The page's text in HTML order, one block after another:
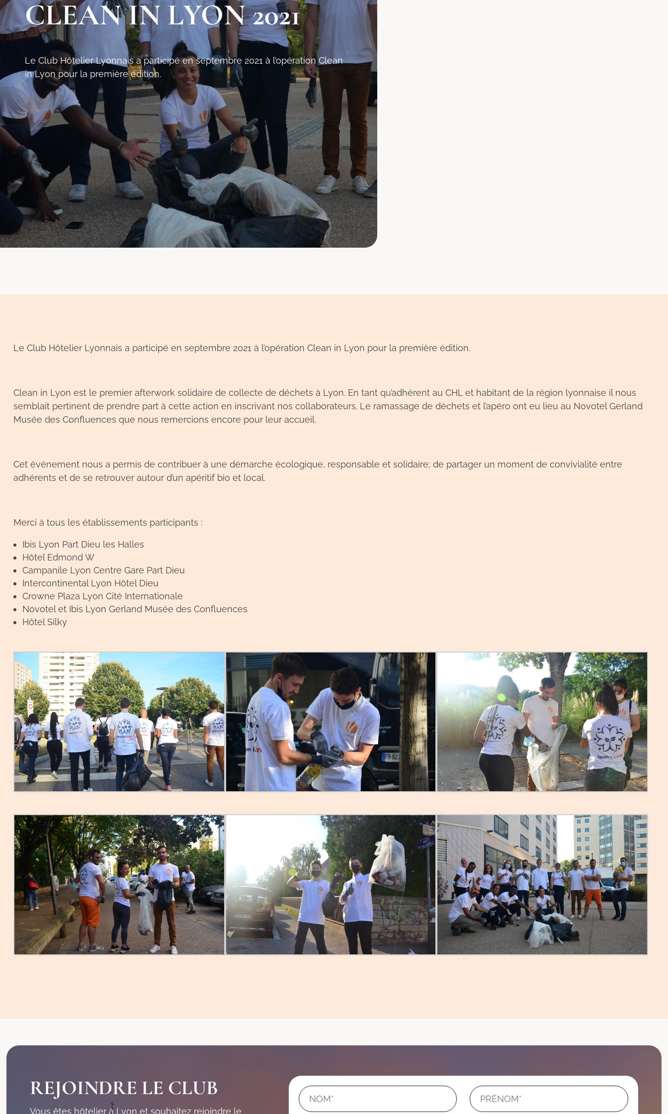
CLEAN IN LYON 2021
Le Club Hôtelier Lyonnais a participé en septembre 2021 à l’opération Clean
in Lyon pour la première édition.
Le Club Hôtelier Lyonnais a participé en septembre 2021 à l’opération Clean in Lyon pour la première édition.
Clean in Lyon est le premier afterwork solidaire de collecte de déchets à Lyon. En tant qu’adhérent au CHL et habitant de la région lyonnaise il nous
semblait pertinent de prendre part à cette action en inscrivant nos collaborateurs. Le ramassage de déchets et l’apéro ont eu lieu au Novotel Gerland
Musée des Confluences que nous remercions encore pour leur accueil.
Cet événement nous a permis de contribuer à une démarche écologique, responsable et solidaire; de partager un moment de convivialité entre
adhérents et de se retrouver autour d’un apéritif bio et local.
Merci à tous les établissements participants :
Ibis Lyon Part Dieu les Halles
Hôtel Edmond W
Campanile Lyon Centre Gare Part Dieu
Intercontinental Lyon Hôtel Dieu
Crowne Plaza Lyon Cité Internationale
Novotel et Ibis Lyon Gerland Musée des Confluences
Hôtel Silky
REJOINDRE LE CLUB
Vous êtes hôtelier à Lyon et souhaitez rejoindre le